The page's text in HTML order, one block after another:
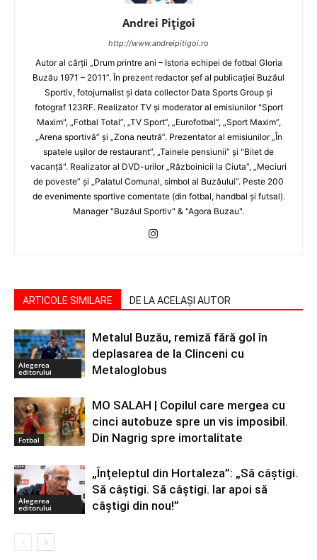
Andrei Pițigoi
http://www.andreipitigoi.ro
Autor al cărţii „Drum printre ani – Istoria echipei de fotbal Gloria
Buzău 1971 – 2011”. În prezent redactor şef al publicaţiei Buzăul
Sportiv, fotojurnalist şi data collector Data Sports Group şi
fotograf 123RF. Realizator TV şi moderator al emisiunilor "Sport
Maxim", „Fotbal Total”, „TV Sport”, „Eurofotbal”, „Sport Maxim”,
„Arena sportivă” şi „Zona neutră”. Prezentator al emisiunilor „În
spatele uşilor de restaurant”, „Tainele pensiunii” şi "Bilet de
vacanţă". Realizator al DVD-urilor „Războinicii la Ciuta”, „Meciuri
de poveste” şi „Palatul Comunal, simbol al Buzăului”. Peste 200
de evenimente sportive comentate (din fotbal, handbal şi futsal).
Manager "Buzăul Sportiv" & "Agora Buzau".
ARTICOLE SIMILARE DE LA ACELAȘI AUTOR
Alegerea
editorului
Metalul Buzău, remiză fără gol în
deplasarea de la Clinceni cu
Metaloglobus
Fotbal
MO SALAH | Copilul care mergea cu
cinci autobuze spre un vis imposibil.
Din Nagrig spre imortalitate
Alegerea
editorului
„Înțeleptul din Hortaleza”: „Să câștigi.
Să câștigi. Să câștigi. Iar apoi să
câștigi din nou!”